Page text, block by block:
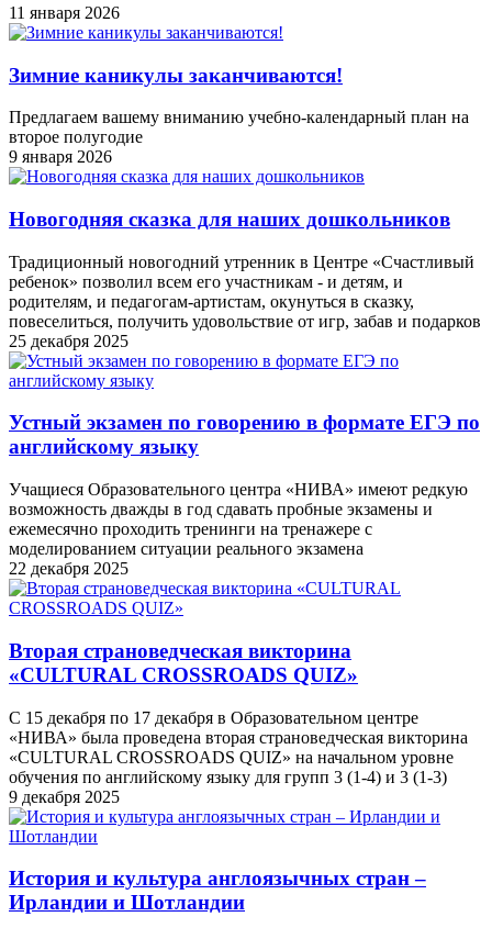
11 января 2026
Зимние каникулы заканчиваются!
Предлагаем вашему вниманию учебно-календарный план на
второе полугодие
9 января 2026
Новогодняя сказка для наших дошкольников
Традиционный новогодний утренник в Центре «Счастливый
ребенок» позволил всем его участникам - и детям, и
родителям, и педагогам-артистам, окунуться в сказку,
повеселиться, получить удовольствие от игр, забав и подарков
25 декабря 2025
Устный экзамен по говорению в формате ЕГЭ по
английскому языку
Учащиеся Образовательного центра «НИВА» имеют редкую
возможность дважды в год сдавать пробные экзамены и
ежемесячно проходить тренинги на тренажере с
моделированием ситуации реального экзамена
22 декабря 2025
Вторая страноведческая викторина
«CULTURAL CROSSROADS QUIZ»
С 15 декабря по 17 декабря в Образовательном центре
«НИВА» была проведена вторая страноведческая викторина
«CULTURAL CROSSROADS QUIZ» на начальном уровне
обучения по английскому языку для групп 3 (1-4) и 3 (1-3)
9 декабря 2025
История и культура англоязычных стран –
Ирландии и Шотландии